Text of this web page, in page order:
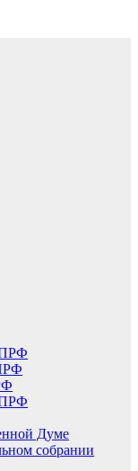
Думе
собрании